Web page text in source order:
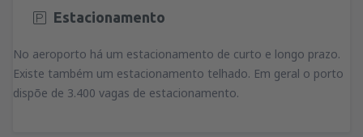
Estacionamento
No aeroporto há um estacionamento de curto e longo prazo.
Existe também um estacionamento telhado. Em geral o porto
dispõe de 3.400 vagas de estacionamento.